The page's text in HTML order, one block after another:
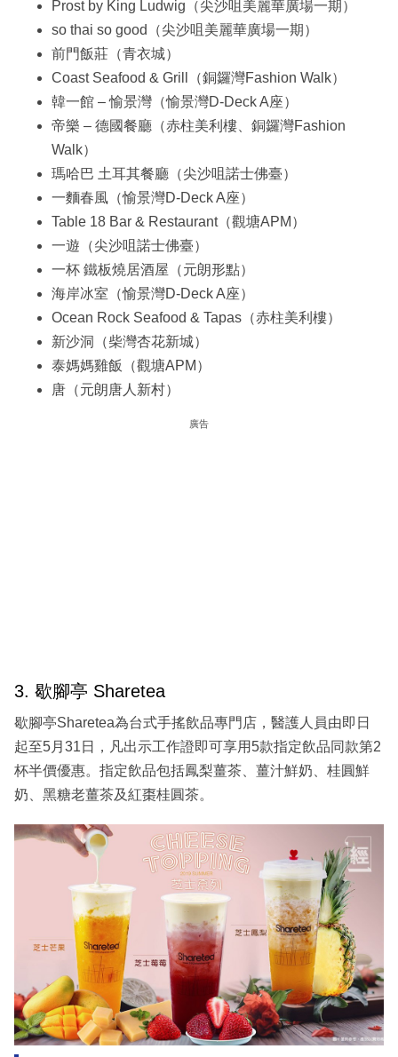
Prost by King Ludwig（尖沙咀美麗華廣場一期）
so thai so good（尖沙咀美麗華廣場一期）
前門飯莊（青衣城）
Coast Seafood & Grill（銅鑼灣Fashion Walk）
韓一館 – 愉景灣（愉景灣D-Deck A座）
帝樂 – 德國餐廳（赤柱美利樓、銅鑼灣Fashion
Walk）
瑪哈巴 土耳其餐廳（尖沙咀諾士佛臺）
一麵春風（愉景灣D-Deck A座）
Table 18 Bar & Restaurant（觀塘APM）
一遊（尖沙咀諾士佛臺）
一杯 鐵板燒居酒屋（元朗形點）
海岸冰室（愉景灣D-Deck A座）
Ocean Rock Seafood & Tapas（赤柱美利樓）
新沙洞（柴灣杏花新城）
泰媽媽雞飯（觀塘APM）
唐（元朗唐人新村）
廣告
3. 歇腳亭 Sharetea
歇腳亭Sharetea為台式手搖飲品專門店，醫護人員由即日
起至5月31日，凡出示工作證即可享用5款指定飲品同款第2
杯半價優惠。指定飲品包括鳳梨薑茶、薑汁鮮奶、桂圓鮮
奶、黑糖老薑茶及紅棗桂圓茶。